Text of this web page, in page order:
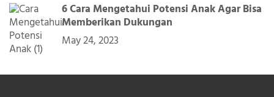
6 Cara Mengetahui Potensi Anak Agar Bisa
Memberikan Dukungan
May 24, 2023